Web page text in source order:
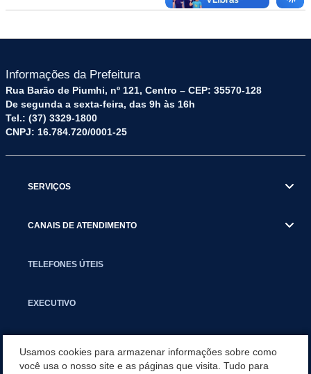
Informações da Prefeitura
Rua Barão de Piumhi, nº 121, Centro – CEP: 35570-128
De segunda a sexta-feira, das 9h às 16h
Tel.: (37) 3329-1800
CNPJ: 16.784.720/0001-25
SERVIÇOS
CANAIS DE ATENDIMENTO
TELEFONES ÚTEIS
EXECUTIVO
Usamos cookies para armazenar informações sobre como
você usa o nosso site e as páginas que visita. Tudo para